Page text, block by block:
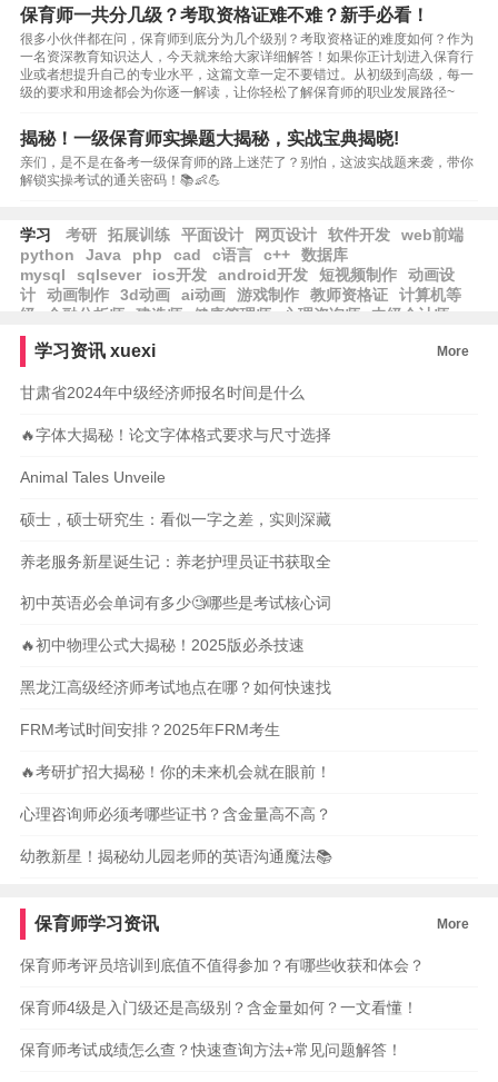
保育师一共分几级？考取资格证难不难？新手必看！
很多小伙伴都在问，保育师到底分为几个级别？考取资格证的难度如何？作为
一名资深教育知识达人，今天就来给大家详细解答！如果你正计划进入保育行
业或者想提升自己的专业水平，这篇文章一定不要错过。从初级到高级，每一
级的要求和用途都会为你逐一解读，让你轻松了解保育师的职业发展路径~
揭秘！一级保育师实操题大揭秘，实战宝典揭晓!
亲们，是不是在备考一级保育师的路上迷茫了？别怕，这波实战题来袭，带你
解锁实操考试的通关密码！📚👶💪
学习 考研 拓展训练 平面设计 网页设计 软件开发
web前端
python
Java php cad c语言 c++
数据库
mysql
sqlsever ios开发 android开发 短视频制作
动画设
计
动画制作 3d动画 ai动画 游戏制作 教师资格证
计算机等
级
金融分析师 建造师 健康管理师 心理咨询师 中级会计师
学习资讯 xuexi More
甘肃省2024年中级经济师报名时间是什么
🔥字体大揭秘！论文字体格式要求与尺寸选择
Animal Tales Unveile
硕士，硕士研究生：看似一字之差，实则深藏
养老服务新星诞生记：养老护理员证书获取全
初中英语必会单词有多少🧐哪些是考试核心词
🔥初中物理公式大揭秘！2025版必杀技速
黑龙江高级经济师考试地点在哪？如何快速找
FRM考试时间安排？2025年FRM考生
🔥考研扩招大揭秘！你的未来机会就在眼前！
心理咨询师必须考哪些证书？含金量高不高？
幼教新星！揭秘幼儿园老师的英语沟通魔法📚
保育师学习资讯 More
保育师考评员培训到底值不值得参加？有哪些收获和体会？
保育师4级是入门级还是高级别？含金量如何？一文看懂！
保育师考试成绩怎么查？快速查询方法+常见问题解答！